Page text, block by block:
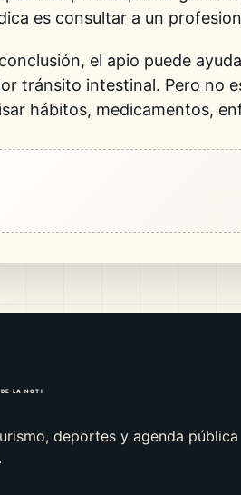
es consultar a un
el apio puede
tránsito intestinal. Pero no
hábitos, medicamentos,
deportes y agenda pública